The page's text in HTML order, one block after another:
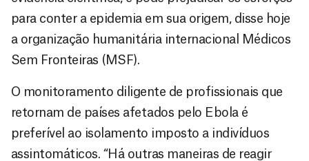
para conter a epidemia em sua origem, disse hoje
a organização humanitária internacional Médicos
Sem Fronteiras (MSF).
O monitoramento diligente de profissionais que
retornam de países afetados pelo Ebola é
preferível ao isolamento imposto a indivíduos
assintomáticos. “Há outras maneiras de reagir